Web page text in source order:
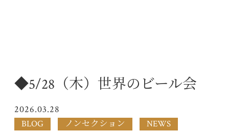
◆5/28（木）世界のビール会
2026.03.28
BLOG ノンセクション
NEWS